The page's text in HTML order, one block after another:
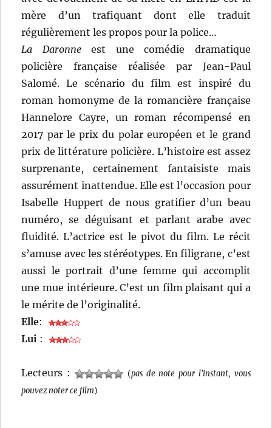
mère d’un trafiquant dont elle traduit
régulièrement les propos pour la police…
La Daronneest une comédie dramatique
policière française réalisée par Jean-Paul
Salomé. Le scénario du film est inspiré du
roman homonyme de la romancière française
Hannelore Cayre, un roman récompensé en
2017 par le prix du polar européen et le grand
prix de littérature policière. L’histoire est assez
surprenante, certainement fantaisiste mais
assurément inattendue. Elle est l’occasion pour
Isabelle Huppert de nous gratifier d’un beau
numéro, se déguisant et parlant arabe avec
fluidité. L’actrice est le pivot du film. Le récit
s’amuse avec les stéréotypes. En filigrane, c’est
aussi le portrait d’une femme qui accomplit
une mue intérieure. C’est un film plaisant qui a
le mérite de l’originalité.
Elle:
Lui :
Lecteurs : (pas de note pour l'instant, vous
pouvez noter ce film)